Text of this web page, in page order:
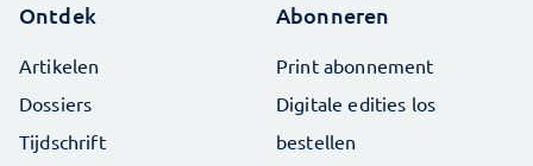
Ontdek
Artikelen
Dossiers
Tijdschrift
Abonneren
Print abonnement
Digitale edities los
bestellen